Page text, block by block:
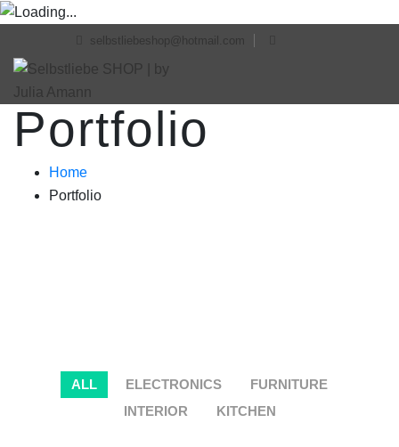
selbstliebeshop@hotmail.com
Portfolio
Home
Portfolio
ALL ELECTRONICS
FURNITURE
INTERIOR
KITCHEN